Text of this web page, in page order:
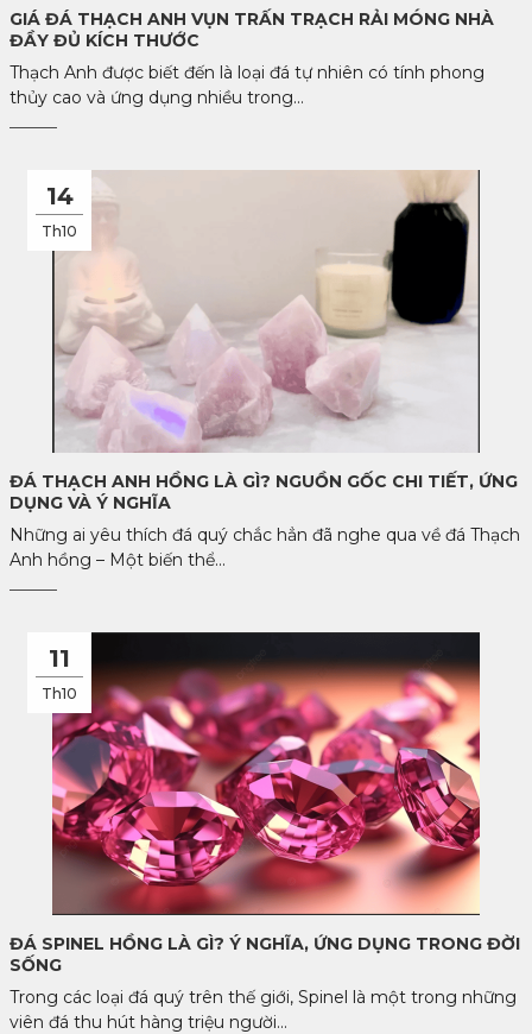
GIÁ ĐÁ THẠCH ANH VỤN TRẤN TRẠCH RẢI MÓNG NHÀ
ĐẦY ĐỦ KÍCH THƯỚC
Thạch Anh được biết đến là loại đá tự nhiên có tính phong
thủy cao và ứng dụng nhiều trong...
14
Th10
ĐÁ THẠCH ANH HỒNG LÀ GÌ? NGUỒN GỐC CHI TIẾT, ỨNG
DỤNG VÀ Ý NGHĨA
Những ai yêu thích đá quý chắc hẳn đã nghe qua về đá Thạch
Anh hồng – Một biến thể...
11
Th10
ĐÁ SPINEL HỒNG LÀ GÌ? Ý NGHĨA, ỨNG DỤNG TRONG ĐỜI
SỐNG
Trong các loại đá quý trên thế giới, Spinel là một trong những
viên đá thu hút hàng triệu người...